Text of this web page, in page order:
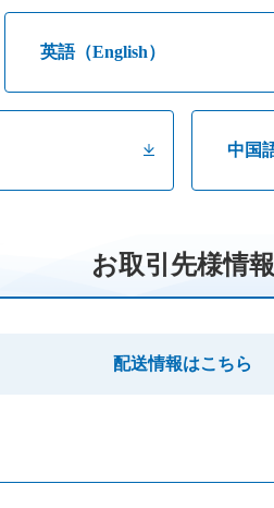
英語（English）
中国
お取引先様情報
配送情報はこちら